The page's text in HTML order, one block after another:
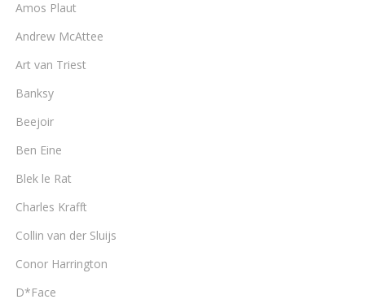
Amos Plaut
Andrew McAttee
Art van Triest
Banksy
Beejoir
Ben Eine
Blek le Rat
Charles Krafft
Collin van der Sluijs
Conor Harrington
D*Face